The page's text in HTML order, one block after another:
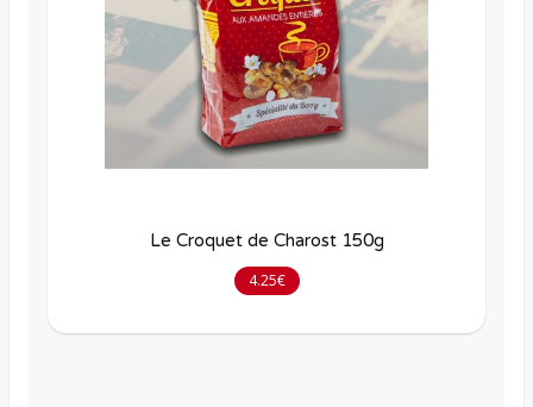
Le Croquet de Charost 150g
4.25€